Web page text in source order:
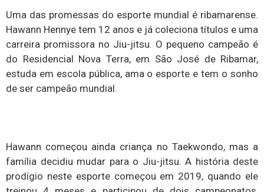
Uma das promessas do esporte mundial é ribamarense.
Hawann Hennye tem 12 anos e já coleciona títulos e uma
carreira promissora no Jiu-jitsu. O pequeno campeão é
do Residencial Nova Terra, em São José de Ribamar,
estuda em escola pública, ama o esporte e tem o sonho
de ser campeão mundial.
Hawann começou ainda criança no Taekwondo, mas a
família decidiu mudar para o Jiu-jitsu. A história deste
prodígio neste esporte começou em 2019, quando ele